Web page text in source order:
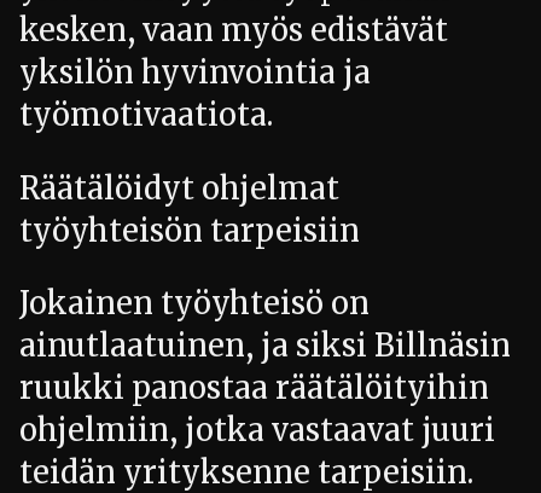
kesken, vaan myös edistävät
yksilön hyvinvointia ja
työmotivaatiota.
Räätälöidyt ohjelmat
työyhteisön tarpeisiin
Jokainen työyhteisö on
ainutlaatuinen, ja siksi Billnäsin
ruukki panostaa räätälöityihin
ohjelmiin, jotka vastaavat juuri
teidän yrityksenne tarpeisiin.